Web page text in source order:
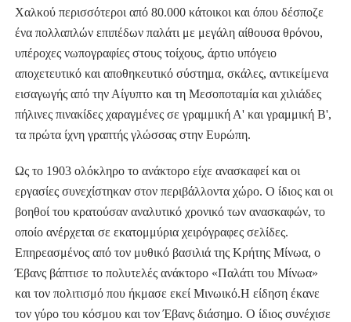
Χαλκού περισσότεροι από 80.000 κάτοικοι και όπου δέσποζε
ένα πολλαπλών επιπέδων παλάτι με μεγάλη αίθουσα θρόνου,
υπέροχες νωπογραφίες στους τοίχους, άρτιο υπόγειο
αποχετευτικό και αποθηκευτικό σύστημα, σκάλες, αντικείμενα
εισαγωγής από την Αίγυπτο και τη Μεσοποταμία και χιλιάδες
πήλινες πινακίδες χαραγμένες σε γραμμική Α' και γραμμική Β',
τα πρώτα ίχνη γραπτής γλώσσας στην Ευρώπη.
Ως το 1903 ολόκληρο το ανάκτορο είχε ανασκαφεί και οι
εργασίες συνεχίστηκαν στον περιβάλλοντα χώρο. Ο ίδιος και οι
βοηθοί του κρατούσαν αναλυτικό χρονικό των ανασκαφών, το
οποίο ανέρχεται σε εκατομμύρια χειρόγραφες σελίδες.
Επηρεασμένος από τον μυθικό βασιλιά της Κρήτης Μίνωα, ο
Έβανς βάπτισε το πολυτελές ανάκτορο «Παλάτι του Μίνωα»
και τον πολιτισμό που ήκμασε εκεί Μινωικό.Η είδηση έκανε
τον γύρο του κόσμου και τον Έβανς διάσημο. Ο ίδιος συνέχισε